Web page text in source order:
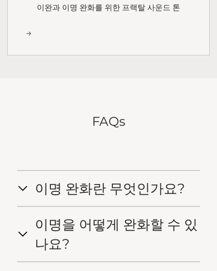
이완과 이명 완화를 위한 프랙탈 사운드 톤
FAQs
이명 완화란 무엇인가요?
이명을 어떻게 완화할 수 있
나요?